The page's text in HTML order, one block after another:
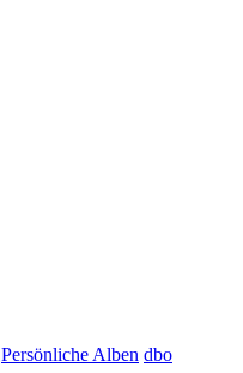
Persönliche Alben dbo